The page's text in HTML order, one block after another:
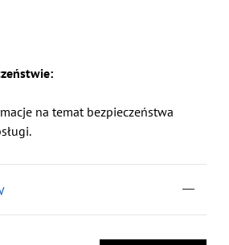
na temat bezpieczeństwa